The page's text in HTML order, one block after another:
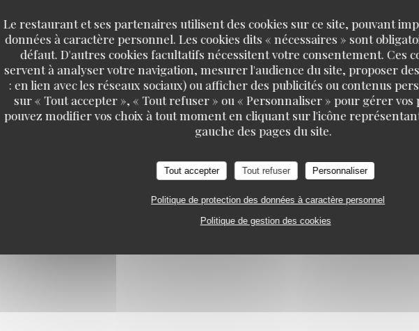
Le restaurant et ses partenaires utilisent des cookies sur ce site, pouvant
données à caractère personnel. Les cookies dits « nécessaires » sont
défaut. D'autres cookies facultatifs nécessitent votre consentement. Ces
servent à analyser votre navigation, mesurer l'audience du site, proposer
: en lien avec les réseaux sociaux) ou afficher des publicités ou contenus
sur « Tout accepter », « Tout refuser » ou « Personnaliser » pour gérer vos
pouvez modifier vos choix à tout moment en cliquant sur l'icône
gauche des pages du site.
Tout accepter Tout refuser Personnaliser
Politique de protection des données à caractère personnel
Politique de gestion des cookies
BOISSONS CHAUDES
EXPRESSO MASSAYA BIO, DÉCAFÉINÉ
infusion Verveine, infusion Tilleul Menthe
CHOCOLAT CHAUD VALRHONA, CAFÉ CRÈME